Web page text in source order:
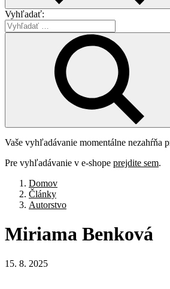
Vyhľadať:
Vaše vyhľadávanie momentálne nezahŕňa
Pre vyhľadávanie v e-shope prejdite sem.
Domov
Články
Autorstvo
Miriama Benková
15. 8. 2025